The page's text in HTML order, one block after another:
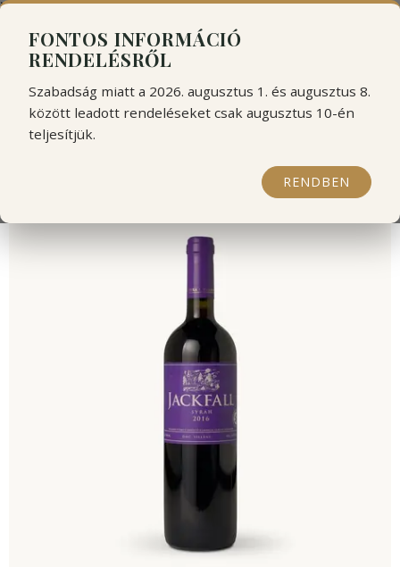
```html
FONTOS INFORMÁCIÓ
RENDELÉSRŐL
Szabadság miatt a 2026. augusztus 1. és augusztus 8.
között leadott rendeléseket csak augusztus 10-én
teljesítjük.
RENDBEN